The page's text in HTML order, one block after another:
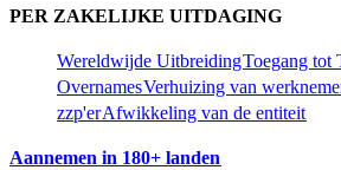
PER ZAKELIJKE UITDAGING​​
Wereldwijde Uitbreiding​​Toegang tot
Overnames​​Verhuizing van
zzp'er​​Afwikkeling van de entiteit​​
Aannemen in 180+ landen​​